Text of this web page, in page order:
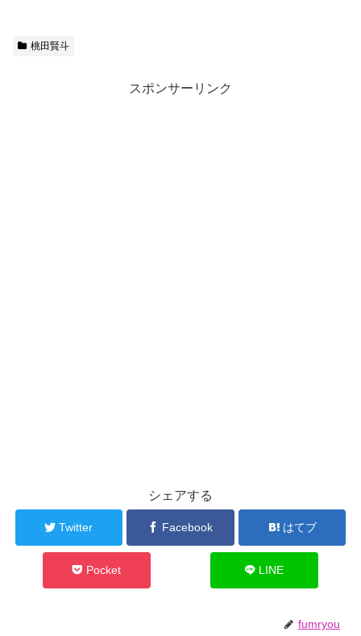
桃田賢斗
スポンサーリンク
シェアする
Twitter Facebook はてブ
Pocket LINE
fumryou